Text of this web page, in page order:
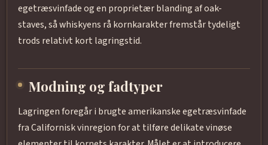
egetræsvinfade og en proprietær blanding af oak-
staves, så whiskyens rå kornkarakter fremstår tydeligt
trods relativt kort lagringstid.
Modning og fadtyper
Lagringen foregår i brugte amerikanske egetræsvinfade
fra Californisk vinregion for at tilføre delikate vinøse